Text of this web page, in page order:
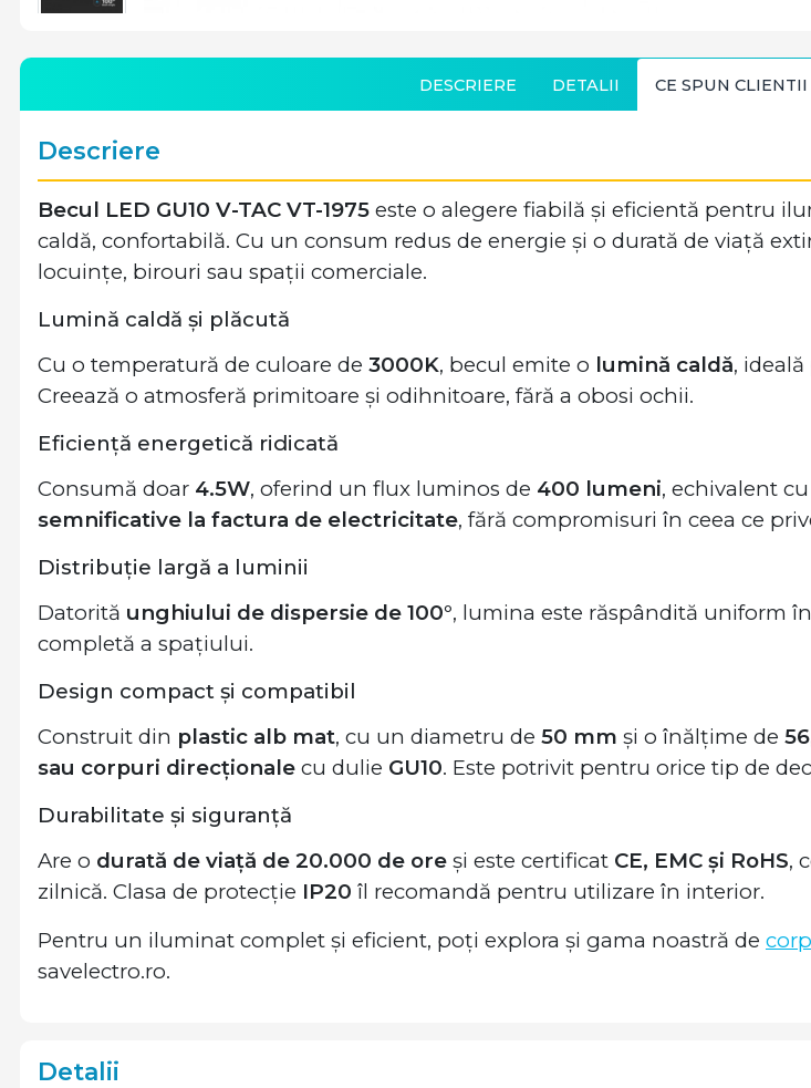
DESCRIERE DETALII CE SPUN CLIENTII
Descriere
Becul LED GU10 V-TAC VT-1975 este o alegere fiabilă și eficientă pentru
caldă, confortabilă. Cu un consum redus de energie și o durată de viață
locuințe, birouri sau spații comerciale.
Lumină caldă și plăcută
Cu o temperatură de culoare de 3000K, becul emite o lumină caldă,
Creează o atmosferă primitoare și odihnitoare, fără a obosi ochii.
Eficiență energetică ridicată
Consumă doar 4.5W, oferind un flux luminos de 400 lumeni, echivalent
semnificative la factura de electricitate, fără compromisuri în ceea ce
Distribuție largă a luminii
Datorită unghiului de dispersie de 100°, lumina este răspândită uniform
completă a spațiului.
Design compact și compatibil
Construit din plastic alb mat, cu un diametru de 50 mm și o înălțime de
sau corpuri direcționale cu dulie GU10. Este potrivit pentru orice tip de
Durabilitate și siguranță
Are o durată de viață de 20.000 de ore și este certificat CE, EMC și RoHS,
zilnică. Clasa de protecție IP20 îl recomandă pentru utilizare în interior.
Pentru un iluminat complet și eficient, poți explora și gama noastră de
savelectro.ro.
Detalii